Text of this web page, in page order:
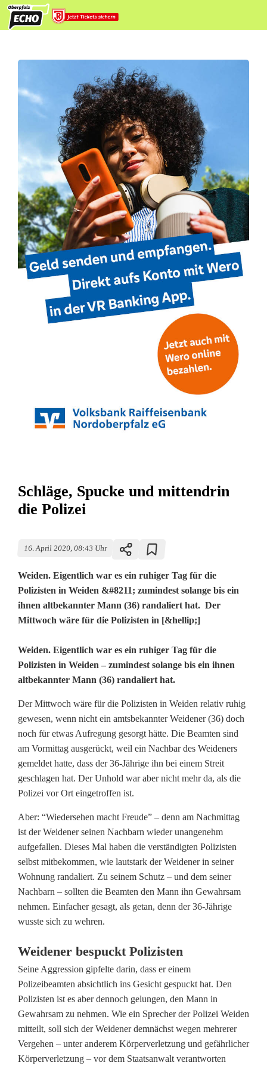
Schläge, Spucke und mittendrin
die Polizei
16. April 2020, 08:43 Uhr
Weiden. Eigentlich war es ein ruhiger Tag für die
Polizisten in Weiden &#8211; zumindest solange bis ein
ihnen altbekannter Mann (36) randaliert hat. Der
Mittwoch wäre für die Polizisten in [&hellip;]
S
c
h
l
ä
g
e
,
S
p
u
c
k
e
u
n
d
m
i
Weiden. Eigentlich war es ein ruhiger Tag für die
Polizisten in Weiden – zumindest solange bis ein ihnen
altbekannter Mann (36) randaliert hat.
Der Mittwoch wäre für die Polizisten in Weiden relativ ruhig
gewesen, wenn nicht ein amtsbekannter Weidener (36) doch
noch für etwas Aufregung gesorgt hätte. Die Beamten sind
am Vormittag ausgerückt, weil ein Nachbar des Weideners
gemeldet hatte, dass der 36-Jährige ihn bei einem Streit
geschlagen hat. Der Unhold war aber nicht mehr da, als die
Polizei vor Ort eingetroffen ist.
Aber: “Wiedersehen macht Freude” – denn am Nachmittag
ist der Weidener seinen Nachbarn wieder unangenehm
aufgefallen. Dieses Mal haben die verständigten Polizisten
selbst mitbekommen, wie lautstark der Weidener in seiner
Wohnung randaliert. Zu seinem Schutz – und dem seiner
Nachbarn – sollten die Beamten den Mann ihn Gewahrsam
nehmen. Einfacher gesagt, als getan, denn der 36-Jährige
wusste sich zu wehren.
Weidener bespuckt Polizisten
Seine Aggression gipfelte darin, dass er einem
Polizeibeamten absichtlich ins Gesicht gespuckt hat. Den
Polizisten ist es aber dennoch gelungen, den Mann in
Gewahrsam zu nehmen. Wie ein Sprecher der Polizei Weiden
mitteilt, soll sich der Weidener demnächst wegen mehrerer
Vergehen – unter anderem Körperverletzung und gefährlicher
Körperverletzung – vor dem Staatsanwalt verantworten